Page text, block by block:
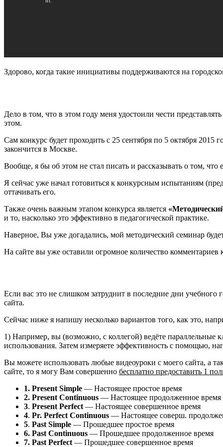
Здорово, когда такие инициативы поддерживаются на
Дело в том, что в этом году меня удостоили чести
этом.
Сам конкурс будет проходить с 25 сентября по 5 октября
закончится в Москве.
Вообще, я бы об этом не стал писать и рассказывать о том,
Я сейчас уже начал готовиться к конкурсным испытаниям
оттачивать его.
Также очень важным этапом конкурса является
и то, насколько это эффективно в педагогической практике.
Наверное, Вы уже догадались, мой методический семинар
На сайте вы уже оставили огромное количество
Если вас это не слишком затруднит в последние дни учебного
сайта.
Сейчас ниже я напишу несколько вариантов того, как это,
1) Например, вы (возможно, с коллегой) ведёте
использования. Затем измеряете эффективность с помощью,
Вы можете использовать любые видеоуроки с моего сайта, а
сайте, то я могу Вам совершенно бесплатно предоставить 1
1. Present Simple — Настоящее простое время
2. Present Continuous — Настоящее продолженное время
3. Present Perfect— Настоящее совершенное время
4. Pr. Perfect Continuous — Настоящее соверш.
5. Past Simple — Прошедшее простое время
6. Past Continuous — Прошедшее продолженное время
7. Past Perfect— Прошедшее совершенное время